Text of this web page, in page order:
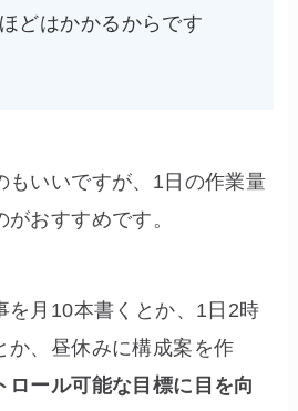
どはかかるからです
もいいですが、1日の作業量
おすすめです。
を月10本書くとか、1日2時
か、昼休みに構成案を作
ロール可能な目標に目を向